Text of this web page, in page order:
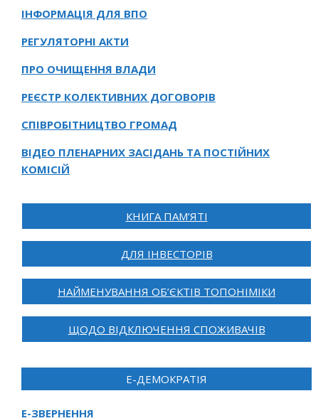
ІНФОРМАЦІЯ ДЛЯ ВПО
РЕГУЛЯТОРНІ АКТИ
ПРО ОЧИЩЕННЯ ВЛАДИ
РЕЄСТР КОЛЕКТИВНИХ ДОГОВОРІВ
СПІВРОБІТНИЦТВО ГРОМАД
ВІДЕО ПЛЕНАРНИХ ЗАСІДАНЬ ТА ПОСТІЙНИХ
КОМІСІЙ
КНИГА ПАМ’ЯТІ
ДЛЯ ІНВЕСТОРІВ
НАЙМЕНУВАННЯ ОБ’ЄКТІВ ТОПОНІМІКИ
ЩОДО ВІДКЛЮЧЕННЯ СПОЖИВАЧІВ
Е-ДЕМОКРАТІЯ
Е-ЗВЕРНЕННЯ